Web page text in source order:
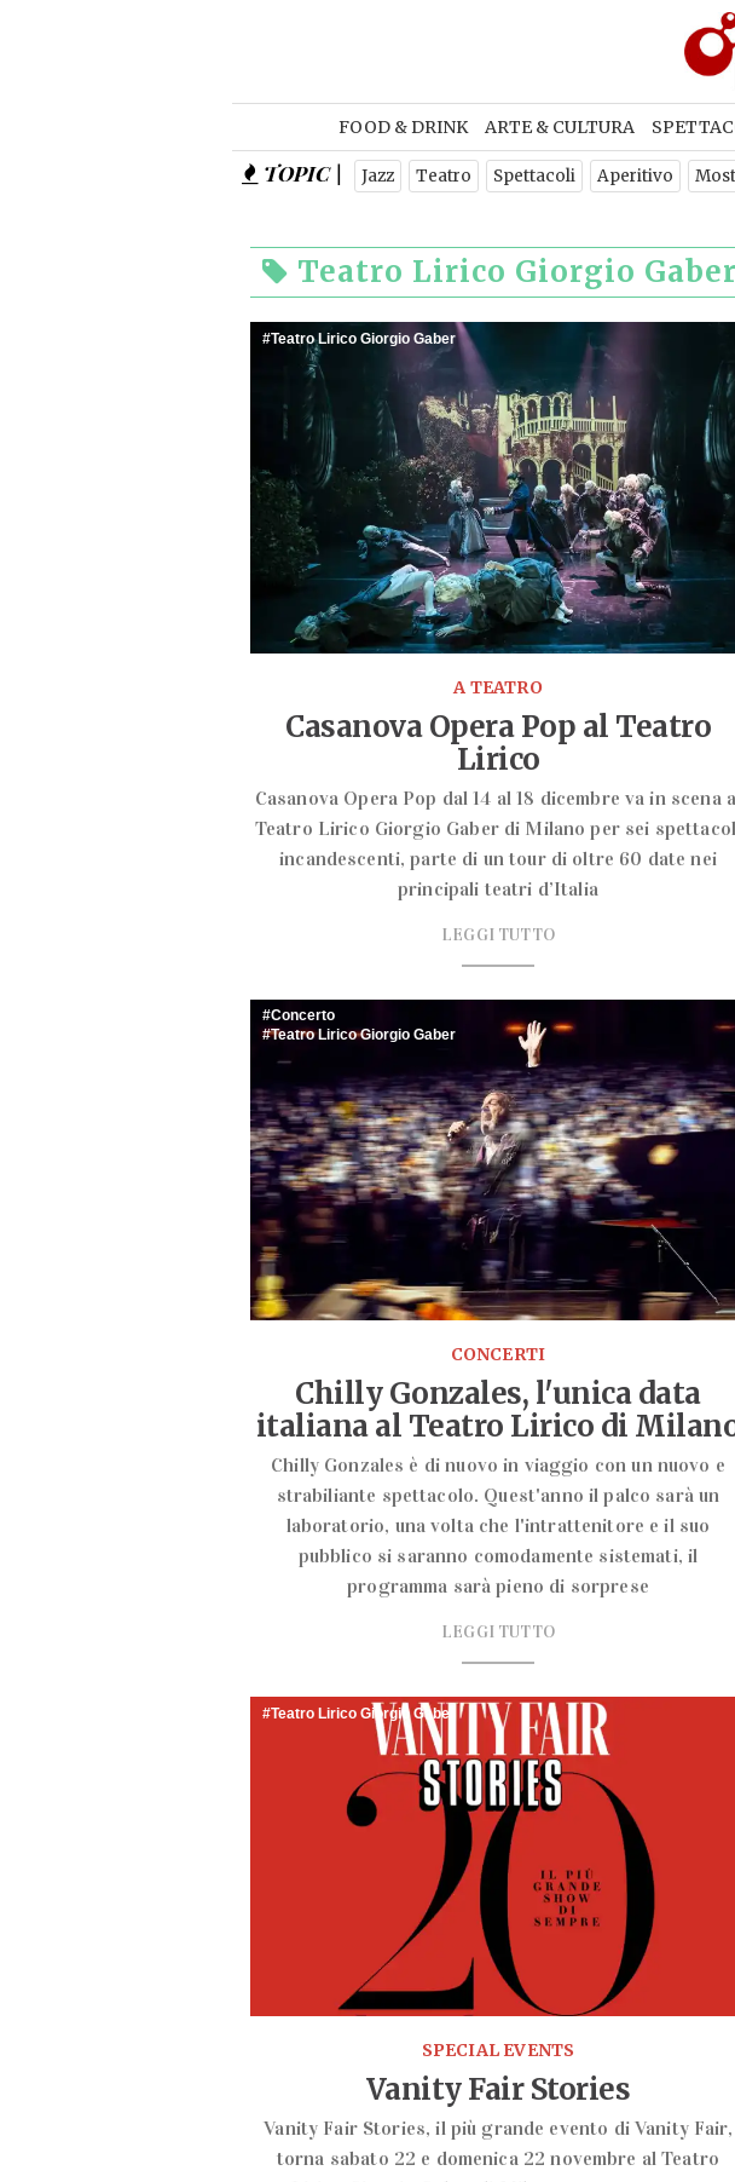
FOOD & DRINK ARTE & CULTURA
TOPIC | Jazz Teatro Spettacoli Aperitivo
Teatro Lirico Giorgio Gaber
Teatro Lirico Giorgio Gaber
A TEATRO
Casanova Opera Pop al Teatro
Lirico
Casanova Opera Pop dal 14 al 18 dicembre va in scena
Teatro Lirico Giorgio Gaber di Milano per sei
incandescenti, parte di un tour di oltre 60 date nei
principali teatri d’Italia
LEGGI TUTTO
Concerto
Teatro Lirico Giorgio Gaber
CONCERTI
Chilly Gonzales, l'unica data
italiana al Teatro Lirico di
Chilly Gonzales è di nuovo in viaggio con un nuovo e
strabiliante spettacolo. Quest'anno il palco sarà un
laboratorio, una volta che l'intrattenitore e il suo
pubblico si saranno comodamente sistemati, il
programma sarà pieno di sorprese
LEGGI TUTTO
Teatro Lirico Giorgio Gaber
SPECIAL EVENTS
Vanity Fair Stories
Vanity Fair Stories, il più grande evento di Vanity Fair,
torna sabato 22 e domenica 22 novembre al Teatro
Iscriviti per
newsletter